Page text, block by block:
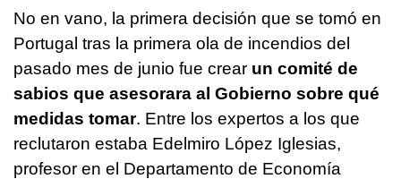
No en vano, la primera decisión que se tomó en
Portugal tras la primera ola de incendios del
pasado mes de junio fue crear un comité de
sabios que asesorara al Gobierno sobre qué
medidas tomar. Entre los expertos a los que
reclutaron estaba Edelmiro López Iglesias,
profesor en el Departamento de Economía